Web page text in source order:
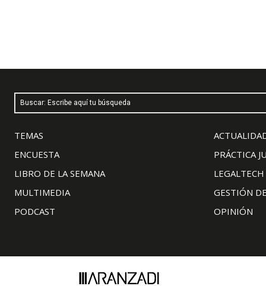
Buscar: Escribe aquí tu búsqueda
TEMAS
ENCUESTA
LIBRO DE LA SEMANA
MULTIMEDIA
PODCAST
PRÁCTICA
LEGALTECH
GESTIÓN
OPINIÓN